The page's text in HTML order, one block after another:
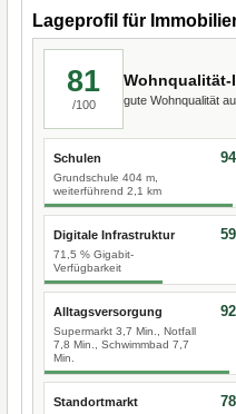
Lageprofil für
81
/100
Wohnqualität-
gute Wohnqualität
Schulen
Grundschule 404 m,
weiterführend 2,1 km
94
Digitale Infrastruktur
71,5 % Gigabit-
Verfügbarkeit
59
Alltagsversorgung
Supermarkt 3,7 Min., Notfall
7,8 Min., Schwimmbad 7,7
Min.
92
Standortmarkt 78